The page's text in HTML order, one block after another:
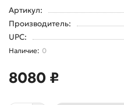
Артикул:
Производитель:
UPC:
0
8080 ₽